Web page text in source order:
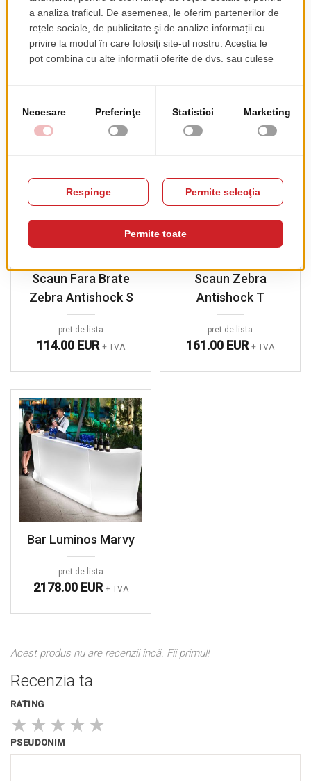
210.00 EUR
Scaun Fara Brate
Zebra Antishock S
pret de lista
114.00 EUR + TVA
Scaun Zebra
Antishock T
pret de lista
161.00 EUR + TVA
Bar Luminos Marvy
pret de lista
2178.00 EUR + TVA
Acest produs nu are recenzii încă. Fii primul!
Recenzia ta
RATING
★ ★ ★ ★ ★
PSEUDONIM